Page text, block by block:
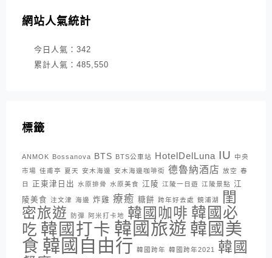
網站人氣統計
今日人氣： 342
累計人氣： 485,550
標籤
ANMOK Bossanova BTS BTS公車站 HotelDelLuna IU
中央
市場 佳甫亭 夏天 安木海邊 安木海邊咖啡街 德魯納酒店 放空 春
日
正東津日出 水原排骨 水原美食 江陵 江陵一日遊 江陵景點 江
陵美食 注文津 海邊 炸雞 療癒 糖餅 跨年好去處 鏡浦湖
閨
密旅遊
防彈 阿米打卡地 韓國咖啡 韓國必
吃 韓國打卡 韓國旅遊 韓國美
食 韓國自由行 韓國跨年 韓國跨年2021 韓國